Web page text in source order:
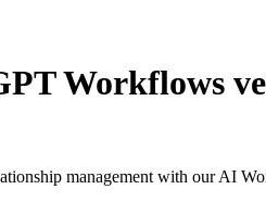
Workflows
management with our AI